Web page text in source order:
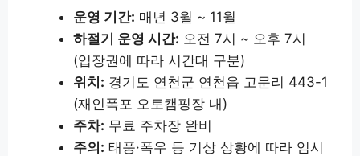
운영 기간: 매년 3월 ~ 11월
하절기 운영 시간: 오전 7시 ~ 오후 7시
(입장권에 따라 시간대 구분)
위치: 경기도 연천군 연천읍 고문리 443-1
(재인폭포 오토캠핑장 내)
주차: 무료 주차장 완비
주의: 태풍·폭우 등 기상 상황에 따라 임시